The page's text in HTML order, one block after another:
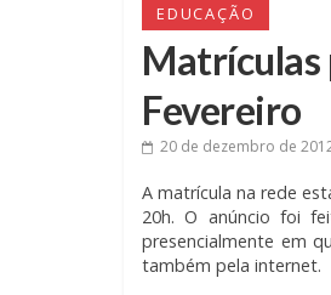
EDUCAÇÃO
Matrículas
Fevereiro
20 de dezembro de
A matrícula na rede
20h. O anúncio foi
presencialmente em
também pela internet.